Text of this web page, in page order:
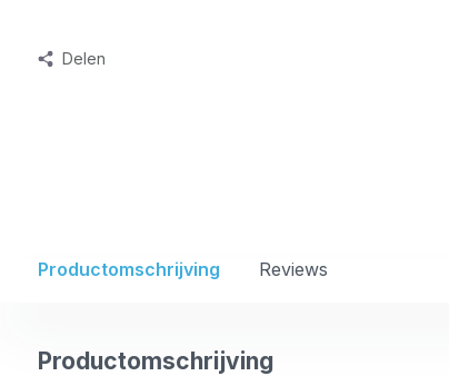
Delen
Productomschrijving Reviews
Productomschrijving